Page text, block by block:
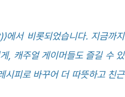
에서 비롯되었습니다. 지금까지
, 캐주얼 게이머들도 즐길 수 있
시피로 바꾸어 더 따뜻하고 친근